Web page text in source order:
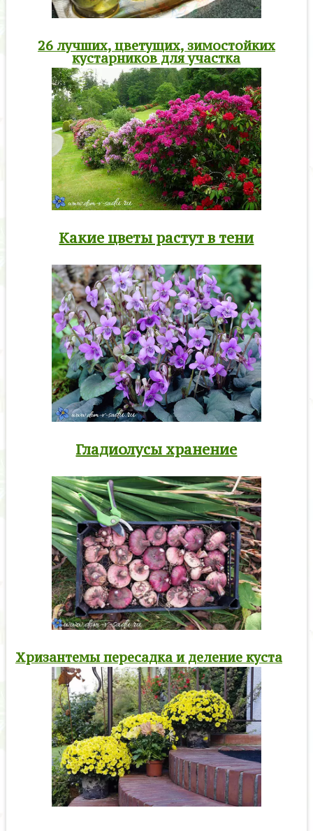
26 лучших, цветущих, зимостойких
кустарников для участка
Какие цветы растут в тени
Гладиолусы хранение
Хризантемы пересадка и деление куста